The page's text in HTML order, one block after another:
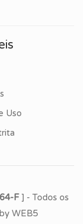
Uso
F] - Todos os
by WEB5